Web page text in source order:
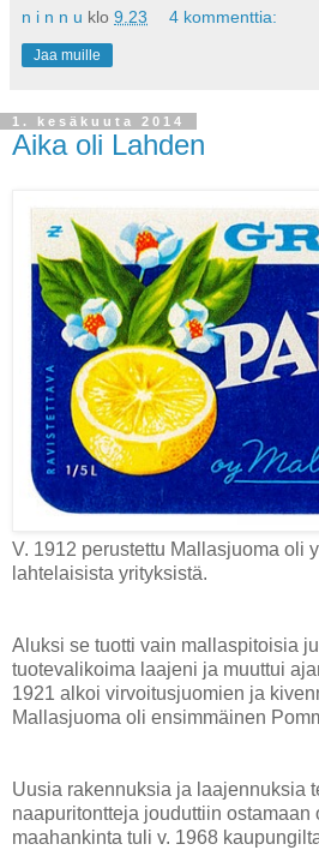
n i n n u klo 9.23 4 kommenttia:
Jaa muille
1. kesäkuuta 2014
Aika oli Lahden
V. 1912 perustettu Mallasjuoma oli
lahtelaisista yrityksistä.
Aluksi se tuotti vain mallaspitoisia
tuotevalikoima laajeni ja muuttui
1921 alkoi virvoitusjuomien ja
Mallasjuoma oli ensimmäinen
Uusia rakennuksia ja laajennuksia
naapuritontteja jouduttiin
maahankinta tuli v. 1968